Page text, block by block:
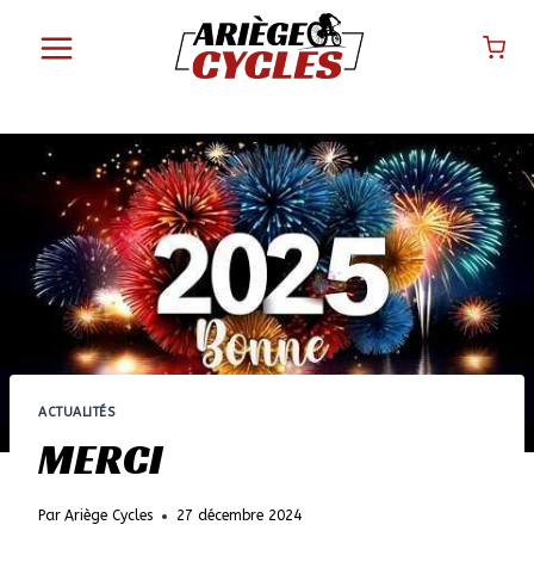
ACTUALITÉS
MERCI
Par Ariège Cycles 27 décembre 2024